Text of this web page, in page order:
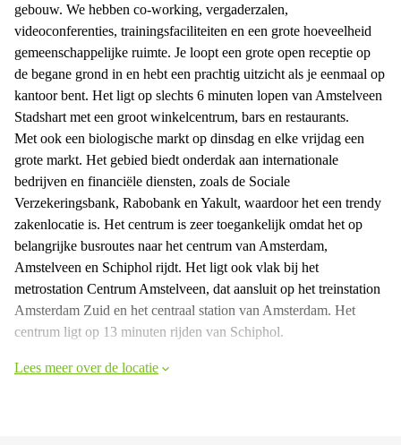
gebouw. We hebben co-working, vergaderzalen,
videoconferenties, trainingsfaciliteiten en een grote hoeveelheid
gemeenschappelijke ruimte. Je loopt een grote open receptie op
de begane grond in en hebt een prachtig uitzicht als je eenmaal op
kantoor bent. Het ligt op slechts 6 minuten lopen van Amstelveen
Stadshart met een groot winkelcentrum, bars en restaurants.
Met ook een biologische markt op dinsdag en elke vrijdag een
grote markt. Het gebied biedt onderdak aan internationale
bedrijven en financiële diensten, zoals de Sociale
Verzekeringsbank, Rabobank en Yakult, waardoor het een trendy
zakenlocatie is. Het centrum is zeer toegankelijk omdat het op
belangrijke busroutes naar het centrum van Amsterdam,
Amstelveen en Schiphol rijdt. Het ligt ook vlak bij het
metrostation Centrum Amstelveen, dat aansluit op het treinstation
Amsterdam Zuid en het centraal station van Amsterdam. Het
centrum ligt op 13 minuten rijden van Schiphol.
Lees meer over de locatie